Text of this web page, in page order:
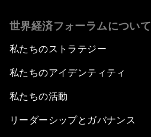
世界経済フォーラムについて
私たちのストラテジー
私たちのアイデンティティ
私たちの活動
リーダーシップとガバナンス